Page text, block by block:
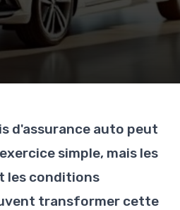
d'assurance auto peut
simple, mais les
les conditions
transformer cette